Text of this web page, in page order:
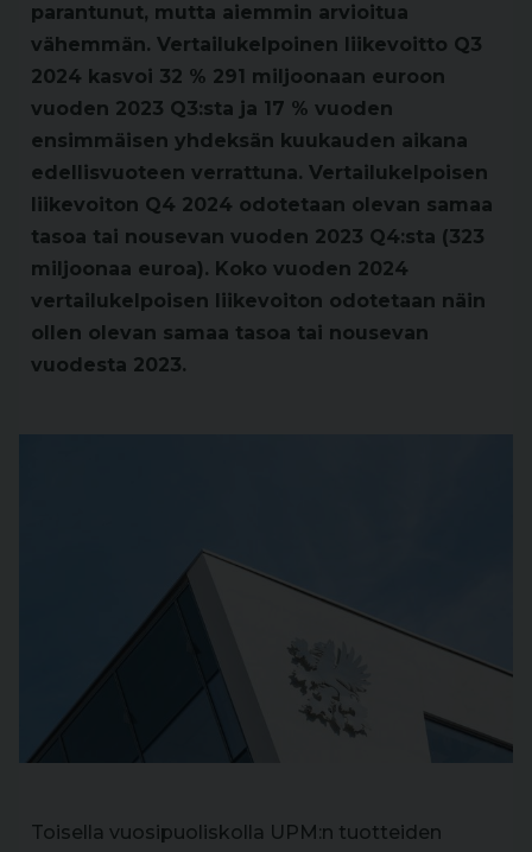
parantunut, mutta aiemmin arvioitua
vähemmän. Vertailukelpoinen liikevoitto Q3
2024 kasvoi 32 % 291 miljoonaan euroon
vuoden 2023 Q3:sta ja 17 % vuoden
ensimmäisen yhdeksän kuukauden aikana
edellisvuoteen verrattuna. Vertailukelpoisen
liikevoiton Q4 2024 odotetaan olevan samaa
tasoa tai nousevan vuoden 2023 Q4:sta (323
miljoonaa euroa). Koko vuoden 2024
vertailukelpoisen liikevoiton odotetaan näin
ollen olevan samaa tasoa tai nousevan
vuodesta 2023.
Toisella vuosipuoliskolla UPM:n tuotteiden